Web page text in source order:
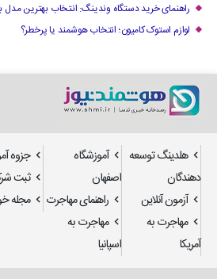
راهنمای خرید دستگاه وندینگ: انتخاب بهترین مدل
لوازم استوک کامیون؛ انتخاب هوشمند یا پرخطر؟
هلدینگ توسعه
دهندگان
آموزشگاه
اصفهان
جزوه
ثبت
آزمون آنلاین
راهنمای مهاجرت مجله
مهاجرت به
آمریکا
مهاجرت به
اسپانیا